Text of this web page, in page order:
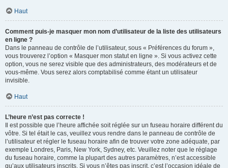
Haut
Comment puis-je masquer mon nom d’utilisateur de la liste des utilisateurs
en ligne ?
Dans le panneau de contrôle de l’utilisateur, sous « Préférences du forum »,
vous trouverez l’option « Masquer mon statut en ligne ». Si vous activez cette
option, vous ne serez visible que des administrateurs, des modérateurs et de
vous-même. Vous serez alors comptabilisé comme étant un utilisateur
invisible.
Haut
L’heure n’est pas correcte !
Il est possible que l’heure affichée soit réglée sur un fuseau horaire différent du
vôtre. Si tel était le cas, veuillez vous rendre dans le panneau de contrôle de
l’utilisateur et régler le fuseau horaire afin de trouver votre zone adéquate, par
exemple Londres, Paris, New York, Sydney, etc. Veuillez noter que le réglage
du fuseau horaire, comme la plupart des autres paramètres, n’est accessible
qu’aux utilisateurs inscrits. Si vous n’êtes pas inscrit, c’est l’occasion idéale de